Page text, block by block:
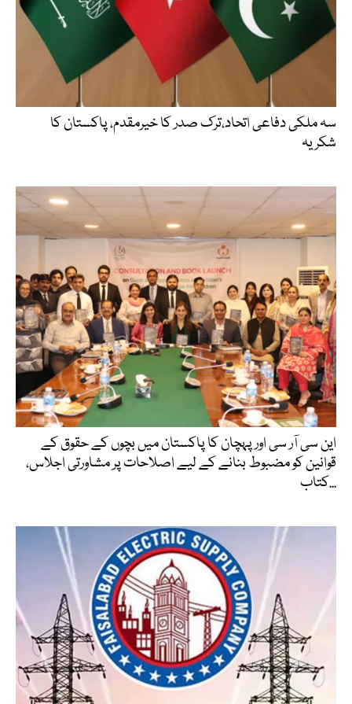
سہ ملکی دفاعی اتحاد،ترک صدر کا خیرمقدم، پاکستان کا
شکریہ
این سی آر سی اور پہچان کا پاکستان میں بچوں کے حقوق کے
قوانین کو مضبوط بنانے کے لیے اصلاحات پر مشاورتی اجلاس،
کتاب...